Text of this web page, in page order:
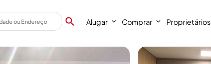
Alugar Comprar Proprietários